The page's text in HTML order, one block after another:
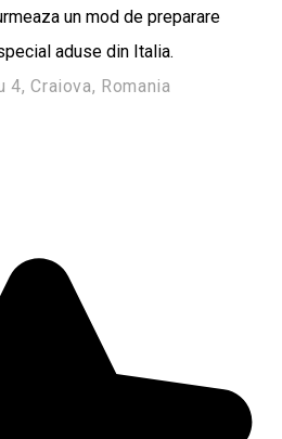
un mod de preparare
aduse din Italia.
Craiova, Romania